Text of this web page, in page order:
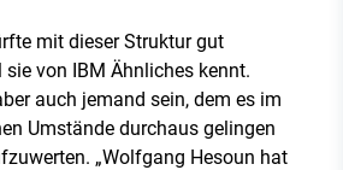
mit dieser Struktur gut
von IBM Ähnliches kennt.
auch jemand sein, dem es im
Umstände durchaus gelingen
„Wolfgang Hesoun hat